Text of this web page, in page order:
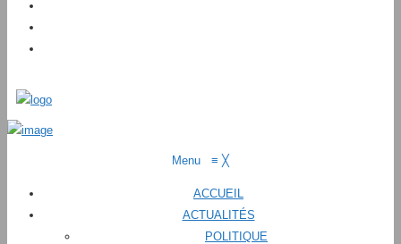
Menu ≡ ╳
ACCUEIL
ACTUALITÉS
POLITIQUE